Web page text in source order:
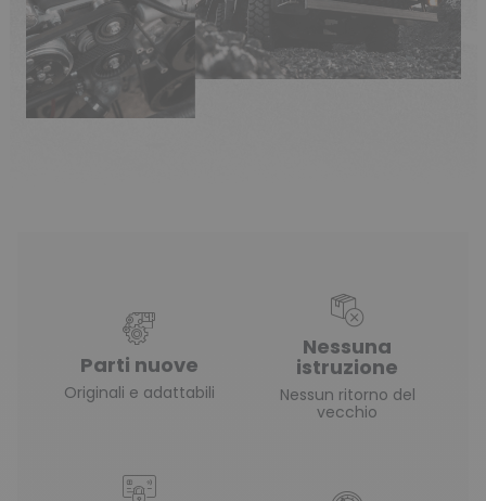
Parti nuove
Originali e adattabili
Nessuna
istruzione
Nessun ritorno del
vecchio